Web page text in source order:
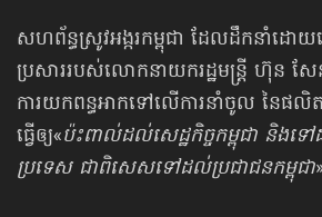
សហព័ន្ធស្រូវអង្ករកម្ពុជា ដែលដឹកនាំដ
ប្រសាររបស់លោកនាយករដ្ឋមន្ត្រី ហ៊ុន ស
ការយកពន្ធអាកទៅលើការនាំចូល នៃផលិត
ធ្វើឲ្យ«ប៉ះពាល់ដល់សេដ្ឋកិច្ចកម្ពុជា និង
ប្រទេស ជាពិសេសទៅដល់ប្រជាជនកម្ពុជា